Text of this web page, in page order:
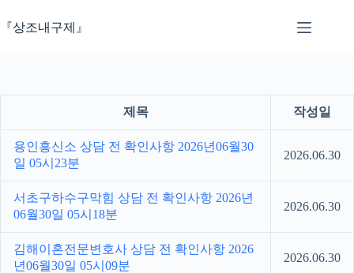
문『상조내구제』
제목 작성일
용인흥신소 상담 전 확인사항 2026년06월30
일 05시23분
2026.06.30
서초구하수구막힘 상담 전 확인사항 2026년
06월30일 05시18분
2026.06.30
김해이혼전문변호사 상담 전 확인사항 2026
년06월30일 05시09분
2026.06.30